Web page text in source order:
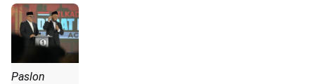
Paslon